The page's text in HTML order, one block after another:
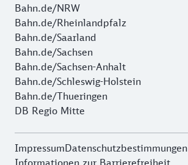
Bahn.de/NRW
Bahn.de/Rheinlandpfalz
Bahn.de/Saarland
Bahn.de/Sachsen
Bahn.de/Sachsen-Anhalt
Bahn.de/Schleswig-Holstein
Bahn.de/Thueringen
DB Regio Mitte
ImpressumDatenschutzbestimmungen
Informationen zur Barrierefreiheit